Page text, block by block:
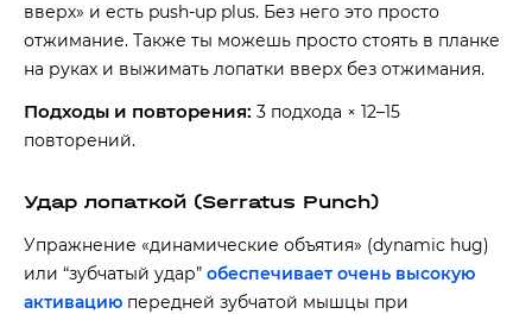
вверх» и есть push-up plus. Без него это просто
отжимание. Также ты можешь просто стоять в планке
на руках и выжимать лопатки вверх без отжимания.
Подходы и повторения: 3 подхода × 12–15
повторений.
Удар лопаткой (Serratus Punch)
Упражнение «динамические объятия» (dynamic hug)
или “зубчатый удар” обеспечивает очень высокую
активацию передней зубчатой мышцы при